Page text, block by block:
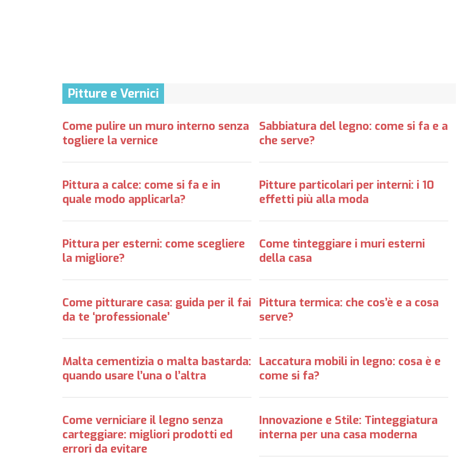
Pitture e Vernici
Come pulire un muro interno senza
togliere la vernice
Sabbiatura del legno: come si fa e a
che serve?
Pittura a calce: come si fa e in
quale modo applicarla?
Pitture particolari per interni: i 10
effetti più alla moda
Pittura per esterni: come scegliere
la migliore?
Come tinteggiare i muri esterni
della casa
Come pitturare casa: guida per il fai
da te ‘professionale’
Pittura termica: che cos’è e a cosa
serve?
Malta cementizia o malta bastarda:
quando usare l’una o l’altra
Laccatura mobili in legno: cosa è e
come si fa?
Come verniciare il legno senza
carteggiare: migliori prodotti ed
errori da evitare
Innovazione e Stile: Tinteggiatura
interna per una casa moderna